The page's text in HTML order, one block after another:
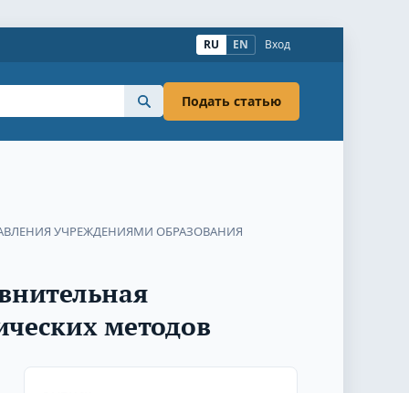
RU EN Вход
Подать статью
УЧРЕЖДЕНИЯМИ ОБРАЗОВАНИЯ
методов